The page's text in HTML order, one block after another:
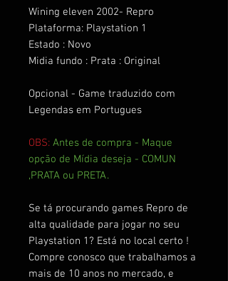
Wining eleven 2002- Repro
Plataforma: Playstation 1
Estado : Novo
Midia fundo : Prata : Original
Opcional - Game traduzido com
Legendas em Portugues
OBS: Antes de compra - Maque
opção de Mídia deseja - COMUN
,PRATA ou PRETA.
Se tá procurando games Repro de
alta qualidade para jogar no seu
Playstation 1? Está no local certo !
Compre conosco que trabalhamos a
mais de 10 anos no mercado, e